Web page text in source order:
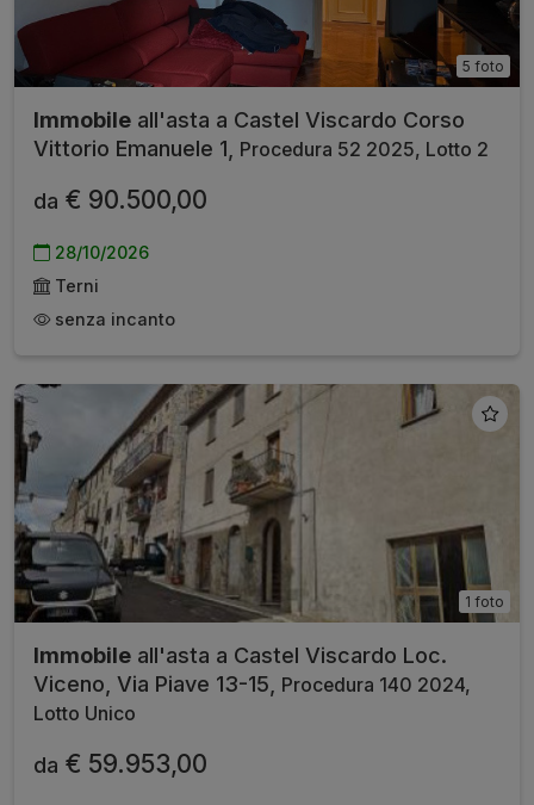
5 foto
Immobile all'asta a Castel Viscardo Corso
Vittorio Emanuele 1,
Procedura 52 2025, Lotto 2
da € 90.500,00
28/10/2026
Terni
senza incanto
1 foto
Immobile all'asta a Castel Viscardo Loc.
Viceno, Via Piave 13-15,
Procedura 140 2024,
Lotto Unico
da € 59.953,00